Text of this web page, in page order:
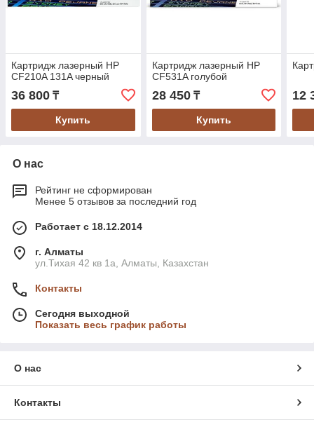
Картридж лазерный HP
CF210A 131A черный
36 800 ₸
Купить
Картридж лазерный HP
CF531A голубой
28 450₸
Купить
12
О нас
Рейтинг не сформирован
Менее 5 отзывов за последний год
Работает с 18.12.2014
г. Алматы
ул.Тихая 42 кв 1a, Алматы, Казахстан
Контакты
Сегодня выходной
Показать весь график работы
О нас
Контакты